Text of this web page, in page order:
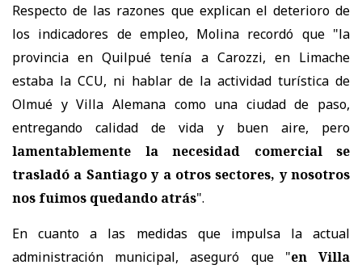
Respecto de las razones que explican el deterioro de
los indicadores de empleo, Molina recordó que "la
provincia en Quilpué tenía a Carozzi, en Limache
estaba la CCU, ni hablar de la actividad turística de
Olmué y Villa Alemana como una ciudad de paso,
entregando calidad de vida y buen aire, pero
lamentablemente la necesidad comercial se
trasladó a Santiago y a otros sectores, y nosotros
nos fuimos quedando atrás".
En cuanto a las medidas que impulsa la actual
administración municipal, aseguró que "en Villa